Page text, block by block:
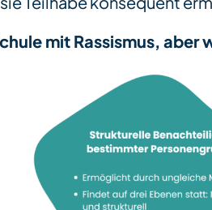
mit Rassismus, aber